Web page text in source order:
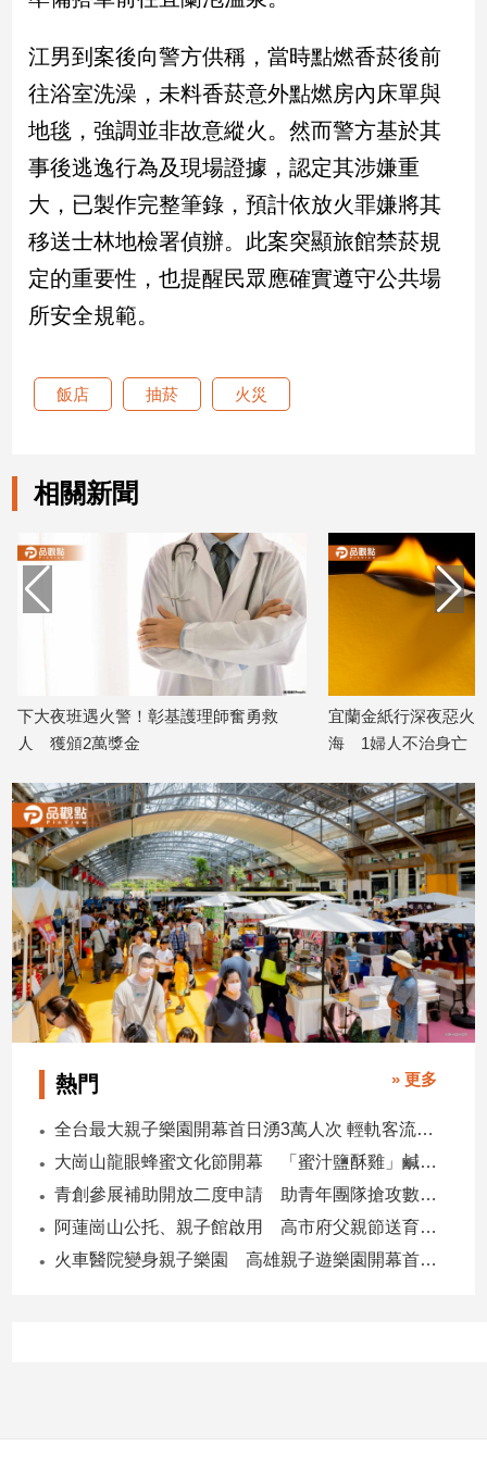
新
病
專
區
南
台
灣
觀
點
灣
娛
樂
娛
流
行/
尚
追
星
生
活
建
築/
室
內
遊/
美
江男到案後向警方供稱，當時點燃香菸後前
往浴室洗澡，未料香菸意外點燃房內床單與
地毯，強調並非故意縱火。然而警方基於其
事後逃逸行為及現場證據，認定其涉嫌重
大，已製作完整筆錄，預計依放火罪嫌將其
移送士林地檢署偵辦。此案突顯旅館禁菸規
定的重要性，也提醒民眾應確實遵守公共場
所安全規範。
飯店 抽菸 火災
相關新聞
下大夜班遇火警！彰基護理師奮勇救
人 獲頒2萬獎金
宜蘭金紙行深夜惡火
海 1婦人不治身亡
熱門 » 更多
全台最大親子樂園開幕首日湧3萬人次 輕軌客流增20倍
大崗山龍眼蜂蜜文化節開幕 「蜜汁鹽酥雞」鹹甜跨界搶話題
青創參展補助開放二度申請 助青年團隊搶攻數位轉型商機
阿蓮崗山公托、親子館啟用 高市府父親節送育兒暖禮
火車醫院變身親子樂園 高雄親子遊樂園開幕首日爆棚